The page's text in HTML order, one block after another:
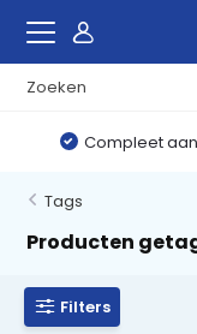
Compleet
Tags
Producten
Filters